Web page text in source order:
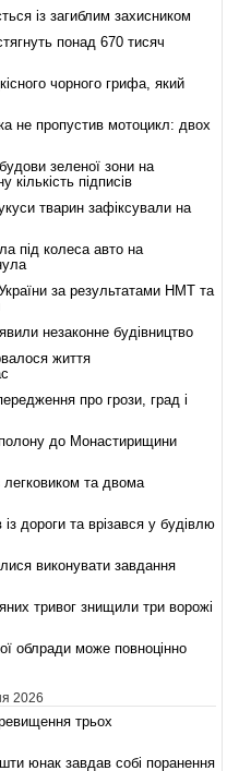
із загиблим захисником
понад 670 тисяч
чорного грифа, який
не пропустив мотоцикл: двох
зеленої зони на
підписів
тварин зафіксували на
під колеса авто на
за результатами НМТ та
незаконне будівництво
життя
про грози, град і
полону до Монастирищини
та двома
дороги та врізався у будівлю
виконувати завдання
тривог знищили три ворожі
облради може повноцінно
2026
трьох
юнак завдав собі поранення